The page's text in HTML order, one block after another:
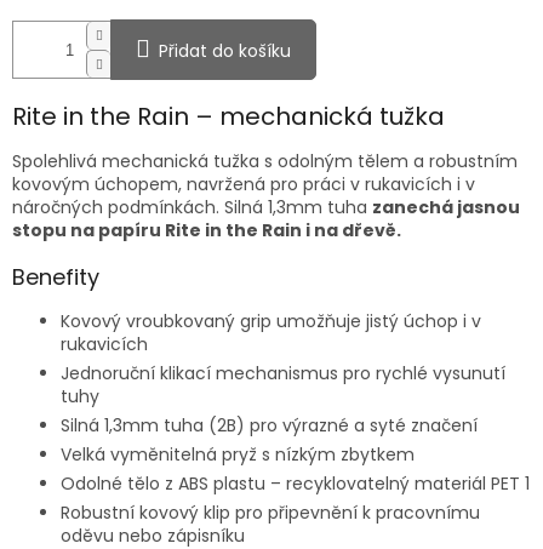
Přidat do košíku
Rite in the Rain – mechanická tužka
Spolehlivá mechanická tužka s odolným tělem a robustním
kovovým úchopem, navržená pro práci v rukavicích i v
náročných podmínkách. Silná 1,3mm tuha zanechá jasnou
stopu na papíru Rite in the Rain i na dřevě.
Benefity
Kovový vroubkovaný grip umožňuje jistý úchop i v
rukavicích
Jednoruční klikací mechanismus pro rychlé vysunutí
tuhy
Silná 1,3mm tuha (2B) pro výrazné a syté značení
Velká vyměnitelná pryž s nízkým zbytkem
Odolné tělo z ABS plastu – recyklovatelný materiál PET 1
Robustní kovový klip pro připevnění k pracovnímu
oděvu nebo zápisníku